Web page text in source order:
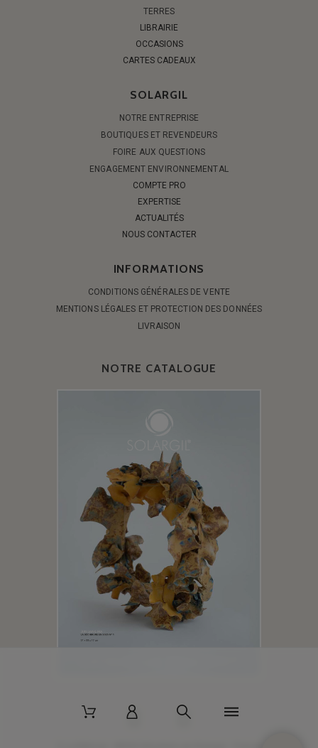
TERRES
LIBRAIRIE
OCCASIONS
CARTES CADEAUX
SOLARGIL
NOTRE ENTREPRISE
BOUTIQUES ET REVENDEURS
FOIRE AUX QUESTIONS
ENGAGEMENT ENVIRONNEMENTAL
COMPTE PRO
EXPERTISE
ACTUALITÉS
NOUS CONTACTER
INFORMATIONS
CONDITIONS GÉNÉRALES DE VENTE
MENTIONS LÉGALES ET PROTECTION DES DONNÉES
LIVRAISON
NOTRE CATALOGUE